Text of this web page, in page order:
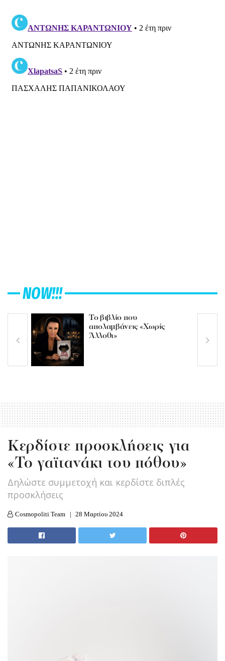
NOW!!!
Το βιβλίο που
απολαμβάνεις «Χωρίς
Άλλοθι»
Κερδίστε προσκλήσεις για
«Το γαϊτανάκι του πόθου»
Δηλώστε συμμετοχή και κερδίστε διπλές
προσκλήσεις
Cosmopoliti Team 28 Μαρτίου 2024